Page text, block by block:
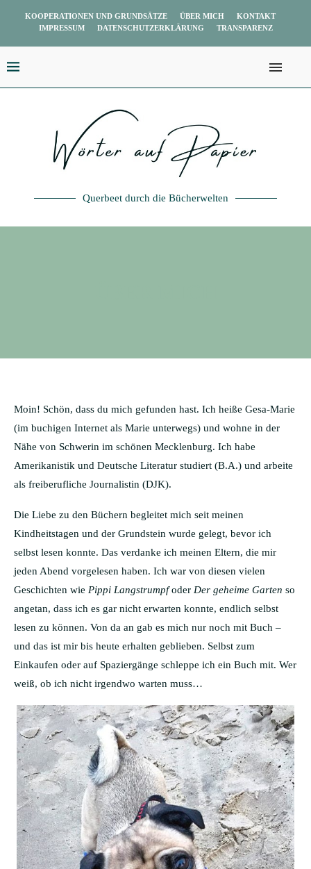
KOOPERATIONEN UND GRUNDSÄTZE ÜBER MICH
KONTAKT
IMPRESSUM
DATENSCHUTZERKLÄRUNG TRANSPARENZ
Querbeet durch die Bücherwelten
Moin! Schön, dass du mich gefunden hast. Ich heiße Gesa-Marie
(im buchigen Internet als Marie unterwegs) und wohne in der
Nähe von Schwerin im schönen Mecklenburg. Ich habe
Amerikanistik und Deutsche Literatur studiert (B.A.) und arbeite
als freiberufliche Journalistin (DJK).
Die Liebe zu den Büchern begleitet mich seit meinen
Kindheitstagen und der Grundstein wurde gelegt, bevor ich
selbst lesen konnte. Das verdanke ich meinen Eltern, die mir
jeden Abend vorgelesen haben. Ich war von diesen vielen
Geschichten wie Pippi Langstrumpfoder Der geheime Garten so
angetan, dass ich es gar nicht erwarten konnte, endlich selbst
lesen zu können. Von da an gab es mich nur noch mit Buch –
und das ist mir bis heute erhalten geblieben. Selbst zum
Einkaufen oder auf Spaziergänge schleppe ich ein Buch mit. Wer
weiß, ob ich nicht irgendwo warten muss…